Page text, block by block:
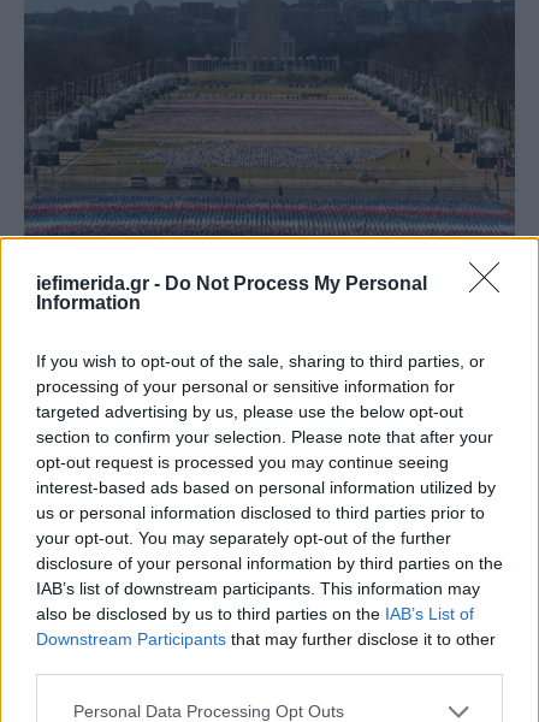
iefimerida.gr - Do Not Process My Personal
Information
If you wish to opt-out of the sale, sharing to third parties, or
processing of your personal or sensitive information for
targeted advertising by us, please use the below opt-out
section to confirm your selection. Please note that after your
opt-out request is processed you may continue seeing
interest-based ads based on personal information utilized by
us or personal information disclosed to third parties prior to
your opt-out. You may separately opt-out of the further
disclosure of your personal information by third parties on the
IAB’s list of downstream participants. This information may
also be disclosed by us to third parties on the IAB’s List of
Downstream Participants that may further disclose it to other
Please note that this website/app uses one or more Google
Personal Data Processing Opt Outs